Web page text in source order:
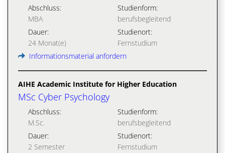
Abschluss:
MBA
Studienform:
berufsbegleitend
Dauer:
24 Monat(e)
Studienort:
Fernstudium
Informationsmaterial anfordern
AIHE Academic Institute for Higher Education
MSc Cyber Psychology
Abschluss:
M.Sc.
Studienform:
berufsbegleitend
Dauer:
2 Semester
Studienort:
Fernstudium